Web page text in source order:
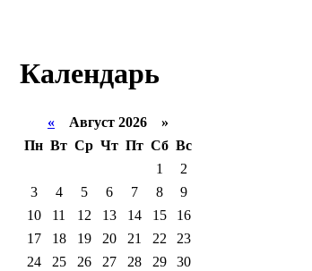
Календарь
« Август 2026 »
Пн Вт Ср Чт Пт Сб Вс
1
2
3
4 5 6 7 8
9
10
11 12 13 14 15
16
17
18 19 20 21 22
23
24
25 26 27 28 29
30